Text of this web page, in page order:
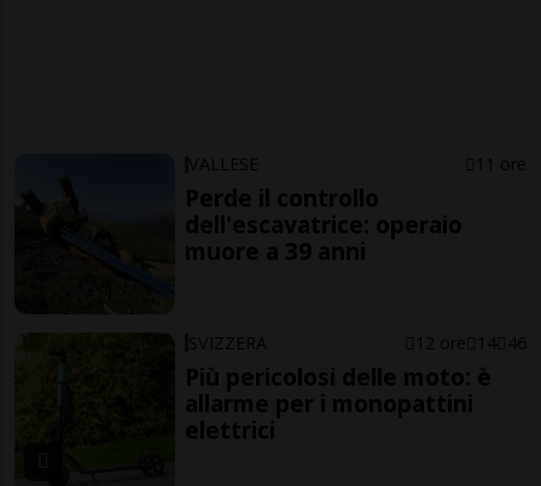
VALLESE 11 ore
Perde il controllo
dell'escavatrice: operaio
muore a 39 anni
SVIZZERA 12 ore 14 46
Più pericolosi delle moto: è
allarme per i monopattini
elettrici